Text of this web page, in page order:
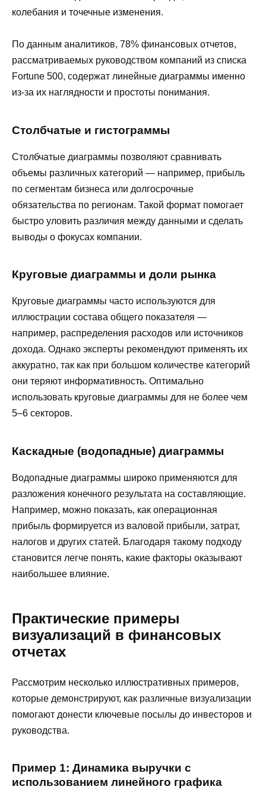
колебания и точечные изменения.
По данным аналитиков, 78% финансовых отчетов,
рассматриваемых руководством компаний из списка
Fortune 500, содержат линейные диаграммы именно
из-за их наглядности и простоты понимания.
Столбчатые и гистограммы
Столбчатые диаграммы позволяют сравнивать
объемы различных категорий — например, прибыль
по сегментам бизнеса или долгосрочные
обязательства по регионам. Такой формат помогает
быстро уловить различия между данными и сделать
выводы о фокусах компании.
Круговые диаграммы и доли рынка
Круговые диаграммы часто используются для
иллюстрации состава общего показателя —
например, распределения расходов или источников
дохода. Однако эксперты рекомендуют применять их
аккуратно, так как при большом количестве категорий
они теряют информативность. Оптимально
использовать круговые диаграммы для не более чем
5–6 секторов.
Каскадные (водопадные) диаграммы
Водопадные диаграммы широко применяются для
разложения конечного результата на составляющие.
Например, можно показать, как операционная
прибыль формируется из валовой прибыли, затрат,
налогов и других статей. Благодаря такому подходу
становится легче понять, какие факторы оказывают
наибольшее влияние.
Практические примеры
визуализаций в финансовых
отчетах
Рассмотрим несколько иллюстративных примеров,
которые демонстрируют, как различные визуализации
помогают донести ключевые посылы до инвесторов и
руководства.
Пример 1: Динамика выручки с
использованием линейного графика